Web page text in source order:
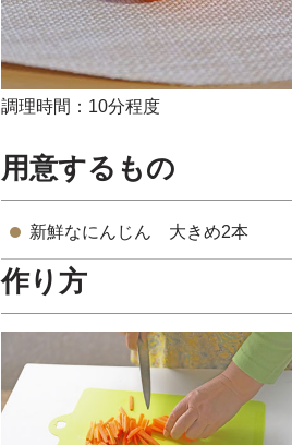
調理時間：10分程度
用意するもの
新鮮なにんじん 大きめ2本
作り方